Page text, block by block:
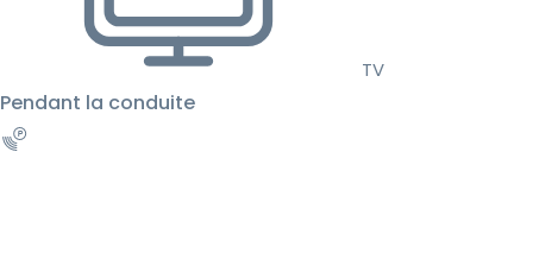
TV
Pendant la conduite